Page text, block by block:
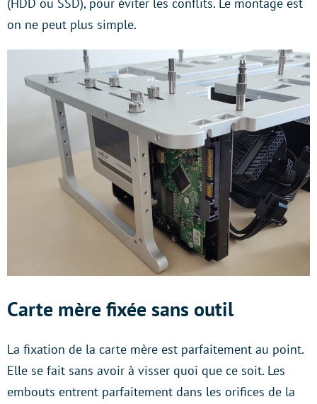
on ne peut plus simple.
Carte mère fixée sans outil
La fixation de la carte mère est parfaitement au point.
Elle se fait sans avoir à visser quoi que ce soit. Les
embouts entrent parfaitement dans les orifices de la